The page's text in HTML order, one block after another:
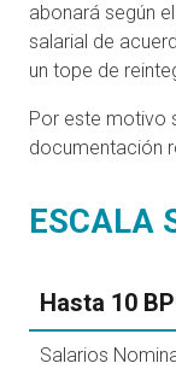
abonará según
salarial de
un tope de
Por este motivo
documentación
ESCALA
Hasta 10
Salarios